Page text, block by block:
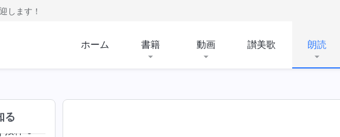
します！
ホーム 書籍 動画 讃美歌 朗読
る
粋 2
粋 3
抜粋 4
抜粋 5